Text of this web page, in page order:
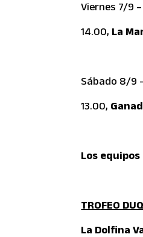
Viernes 7/9
14.00, La
Sábado 8/9
13.00,
Los
TROFEO
La Dolfina